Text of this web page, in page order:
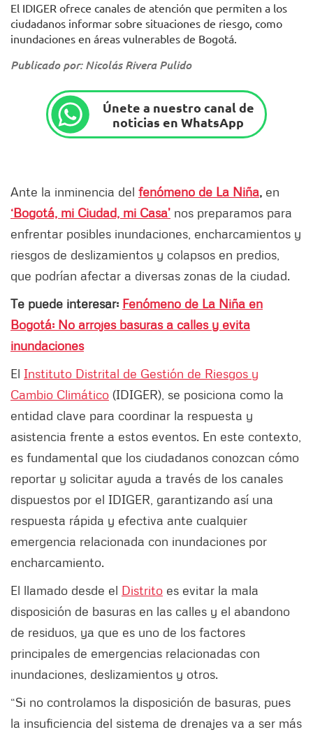
El IDIGER ofrece canales de atención que permiten a los
ciudadanos informar sobre situaciones de riesgo, como
inundaciones en áreas vulnerables de Bogotá.
Publicado por: Nicolás Rivera Pulido
Únete a nuestro canal de
noticias en WhatsApp
Ante la inminencia del fenómeno de La Niña, en
‘Bogotá, mi Ciudad, mi Casa’ nos preparamos para
enfrentar posibles inundaciones, encharcamientos y
riesgos de deslizamientos y colapsos en predios,
que podrían afectar a diversas zonas de la ciudad.
Te puede interesar: Fenómeno de La Niña en
Bogotá: No arrojes basuras a calles y evita
inundaciones
El Instituto Distrital de Gestión de Riesgos y
Cambio Climático (IDIGER), se posiciona como la
entidad clave para coordinar la respuesta y
asistencia frente a estos eventos. En este contexto,
es fundamental que los ciudadanos conozcan cómo
reportar y solicitar ayuda a través de los canales
dispuestos por el IDIGER, garantizando así una
respuesta rápida y efectiva ante cualquier
emergencia relacionada con inundaciones por
encharcamiento.
El llamado desde el Distrito es evitar la mala
disposición de basuras en las calles y el abandono
de residuos, ya que es uno de los factores
principales de emergencias relacionadas con
inundaciones, deslizamientos y otros.
“Si no controlamos la disposición de basuras, pues
la insuficiencia del sistema de drenajes va a ser más